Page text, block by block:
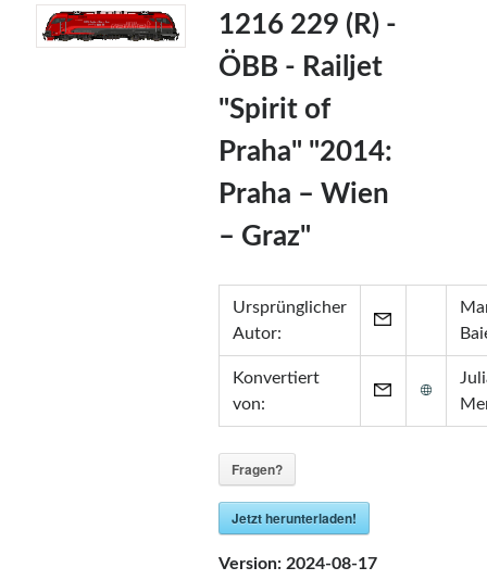
1216 229 (R) -
ÖBB - Railjet
"Spirit of
Praha" "2014:
Praha – Wien
– Graz"
Ursprünglicher
Autor:
Konvertiert
von:
Fragen?
Jetzt herunterladen!
Version: 2024-08-17